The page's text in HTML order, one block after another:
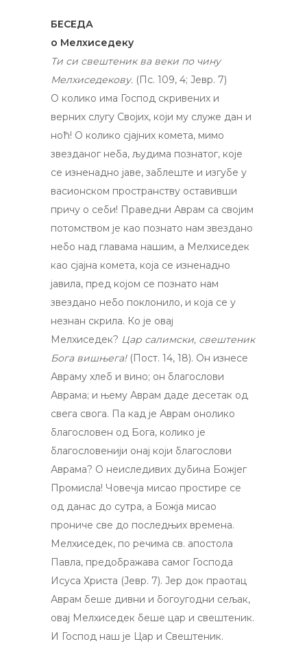
БЕСЕДА
о Мелхиседеку
Ти си свештеник ва веки по чину
Мелхиседекову. (Пс. 109, 4; Јевр. 7)
О колико има Господ скривених и
верних слугу Својих, који му служе дан и
ноћ! О колико сјајних комета, мимо
звезданог неба, људима познатог, које
се изненадно јаве, заблеште и изгубе у
васионском пространству оставивши
причу о себи! Праведни Аврам са својим
потомством је као познато нам звездано
небо над главама нашим, а Мелхиседек
као сјајна комета, која се изненадно
јавила, пред којом се познато нам
звездано небо поклонило, и која се у
незнан скрила. Ко је овај
Мелхиседек? Цар салимски, свештеник
Бога вишњега!(Пост. 14, 18). Он изнесе
Авраму хлеб и вино; он благослови
Аврама; и њему Аврам даде десетак од
свега свога. Па кад је Аврам онолико
благословен од Бога, колико је
благословенији онај који благослови
Аврама? О неиследивих дубина Божјег
Промисла! Човечја мисао простире се
од данас до сутра, а Божја мисао
прониче све до последњих времена.
Мелхиседек, по речима св. апостола
Павла, предображава самог Господа
Исуса Христа (Јевр. 7). Јер док праотац
Аврам беше дивни и богоугодни сељак,
овај Мелхиседек беше цар и свештеник.
И Господ наш је Цар и Свештеник.